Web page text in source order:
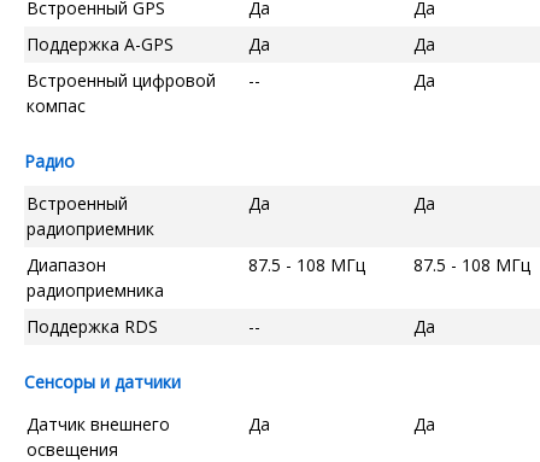
Встроенный GPS
Да
Да
Поддержка A-GPS
Да
Да
Встроенный цифровой
компас
-- Да
Радио
Встроенный
радиоприемник
Да Да
Диапазон
радиоприемника
87.5 - 108 МГц 87.5 - 108 МГц
Поддержка RDS -- Да
Сенсоры и датчики
Датчик внешнего
освещения
Да Да